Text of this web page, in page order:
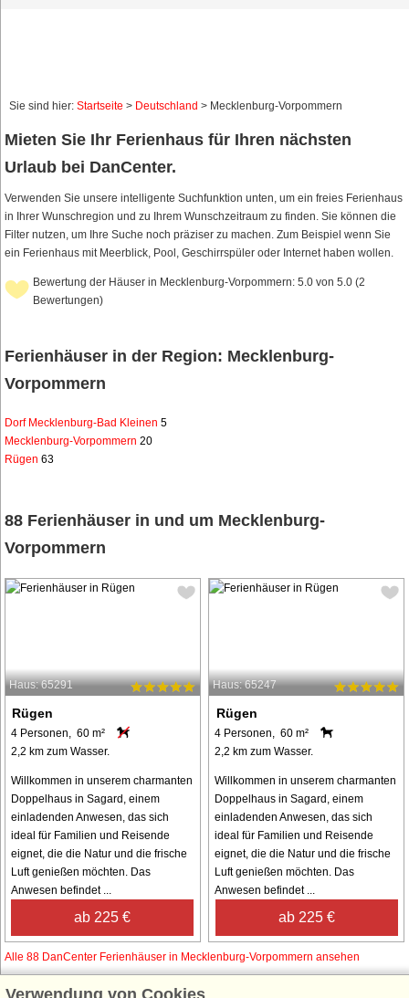
Sie sind hier: Startseite > Deutschland > Mecklenburg-Vorpommern
Mieten Sie Ihr Ferienhaus für Ihren nächsten
Urlaub bei DanCenter.
Verwenden Sie unsere intelligente Suchfunktion unten, um ein freies Ferienhaus
in Ihrer Wunschregion und zu Ihrem Wunschzeitraum zu finden. Sie können die
Filter nutzen, um Ihre Suche noch präziser zu machen. Zum Beispiel wenn Sie
ein Ferienhaus mit Meerblick, Pool, Geschirrspüler oder Internet haben wollen.
Bewertung der Häuser in Mecklenburg-Vorpommern: 5.0 von 5.0 (2
Bewertungen)
Ferienhäuser in der Region: Mecklenburg-
Vorpommern
Dorf Mecklenburg-Bad Kleinen 5
Mecklenburg-Vorpommern 20
Rügen 63
88 Ferienhäuser in und um Mecklenburg-
Vorpommern
Haus: 65291
Rügen
4 Personen, 60 m²
2,2 km zum Wasser.
Willkommen in unserem charmanten
Doppelhaus in Sagard, einem
einladenden Anwesen, das sich
ideal für Familien und Reisende
eignet, die die Natur und die frische
Luft genießen möchten. Das
Anwesen befindet ...
ab 225 €
Haus: 65247
Rügen
4 Personen, 60 m²
2,2 km zum Wasser.
Willkommen in unserem charmanten
Doppelhaus in Sagard, einem
einladenden Anwesen, das sich
ideal für Familien und Reisende
eignet, die die Natur und die frische
Luft genießen möchten. Das
Anwesen befindet ...
ab 225 €
Alle 88 DanCenter Ferienhäuser in Mecklenburg-Vorpommern ansehen
Verwendung von Cookies